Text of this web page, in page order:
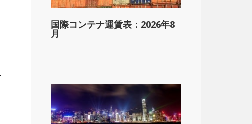
国際コンテナ運賃表：2026年8
月